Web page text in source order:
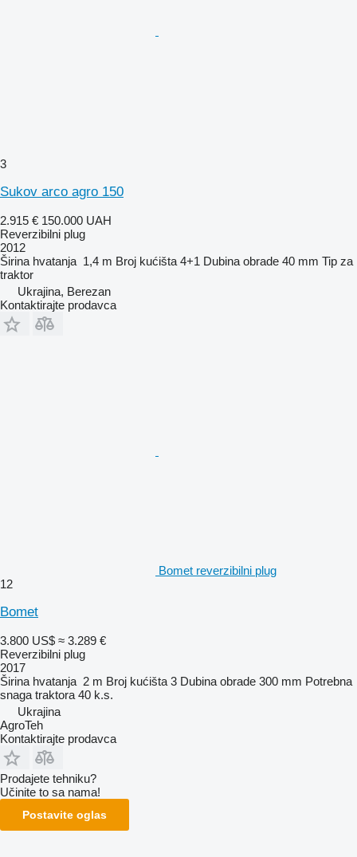
3
Sukov arco agro 150
2.915 € 150.000 UAH
Reverzibilni plug
2012
Širina hvatanja 1,4 m Broj kućišta 4+1 Dubina obrade 40 mm Tip za
traktor
Ukrajina, Berezan
Kontaktirajte prodavca
Bomet reverzibilni plug
12
Bomet
3.800 US$ ≈ 3.289 €
Reverzibilni plug
2017
Širina hvatanja 2 m Broj kućišta 3 Dubina obrade 300 mm Potrebna
snaga traktora 40 k.s.
Ukrajina
AgroTeh
Kontaktirajte prodavca
Prodajete tehniku?
Učinite to sa nama!
Postavite oglas